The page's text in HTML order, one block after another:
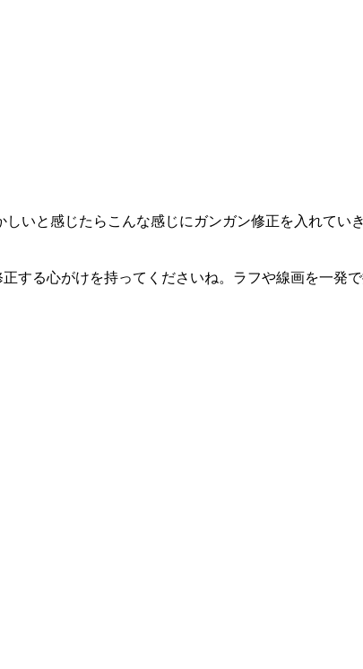
しいと感じたらこんな感じにガンガン修正を入れてい
する心がけを持ってくださいね。ラフや線画を一発で